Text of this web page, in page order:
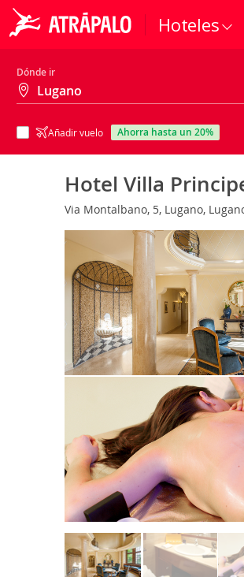
Hoteles
Dónde ir
Añadir vuelo ahorra hasta un 20%
Hotel Villa
Via Montalbano, 5, Lugano,